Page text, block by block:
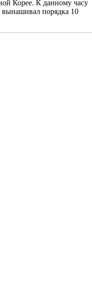
Корее. К данному часу
вынашивал порядка 10